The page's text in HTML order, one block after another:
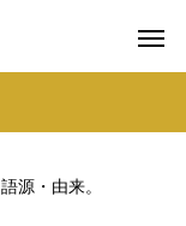
源・由来。